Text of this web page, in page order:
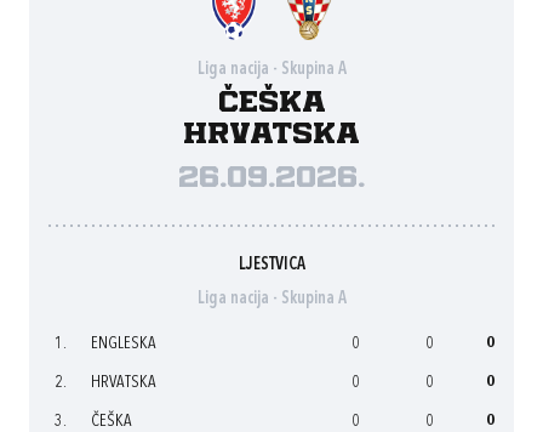
Liga nacija - Skupina A
Češka
Hrvatska
26.09.2026.
LJESTVICA
Liga nacija - Skupina A
1. ENGLESKA 0 0 0
2. HRVATSKA 0 0 0
3. ČEŠKA 0 0 0